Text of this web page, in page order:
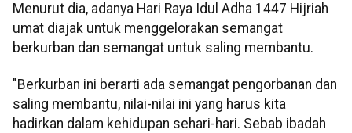
Menurut dia, adanya Hari Raya Idul Adha 1447 Hijriah
umat diajak untuk menggelorakan semangat
berkurban dan semangat untuk saling membantu.
"Berkurban ini berarti ada semangat pengorbanan dan
saling membantu, nilai-nilai ini yang harus kita
hadirkan dalam kehidupan sehari-hari. Sebab ibadah